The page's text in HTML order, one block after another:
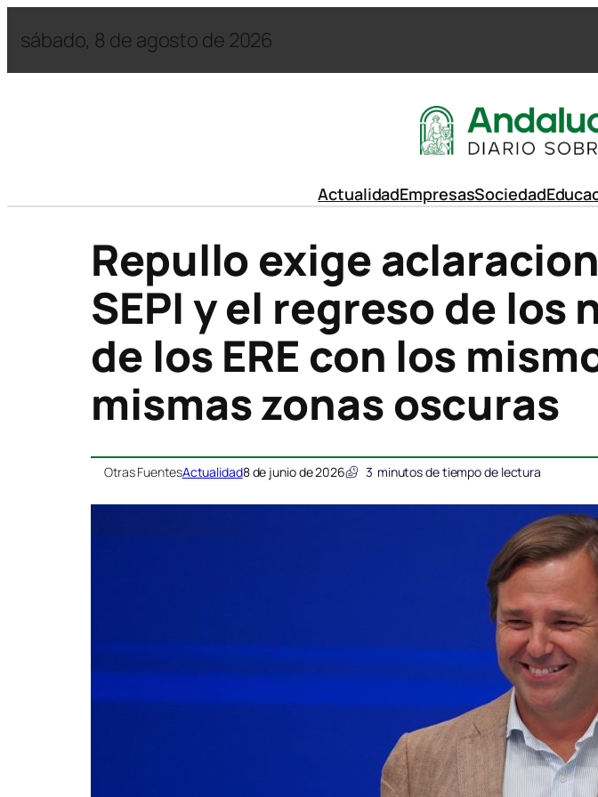
sábado, 8 de agosto de 2026
ActualidadEmpresasSociedad
Repullo exige
SEPI y el regreso de
de los ERE con los
mismas zonas oscuras
Otras FuentesActualidad8 de junio de 2026 3 minutos de tiempo de lectura